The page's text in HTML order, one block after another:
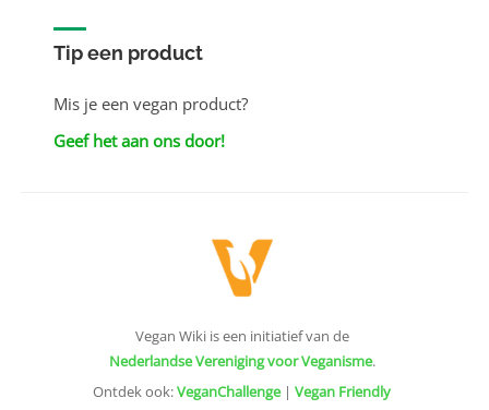
Tip een product
Mis je een vegan product?
Geef het aan ons door!
Vegan Wiki is een initiatief van de
Nederlandse Vereniging voor Veganisme.
Ontdek ook:VeganChallenge| Vegan Friendly